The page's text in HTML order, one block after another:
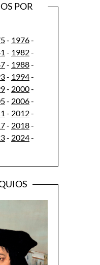
POR
- 1976-
- 1982-
- 1988-
- 1994-
- 2000-
- 2006-
- 2012-
- 2018-
- 2024-